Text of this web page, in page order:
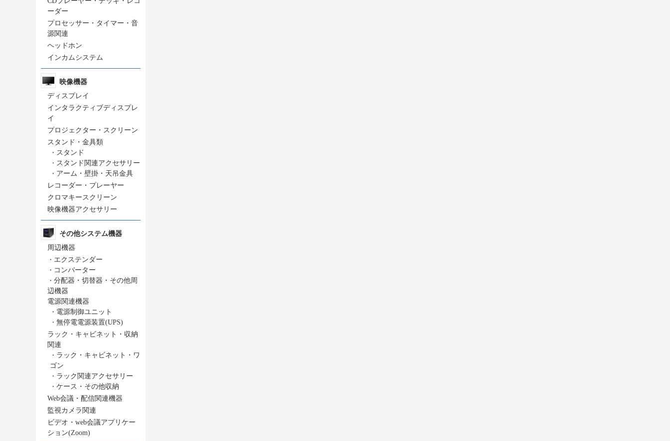
ーダー
プロセッサー・タイマー・音
源関連
ヘッドホン
インカムシステム
映像機器
ディスプレイ
インタラクティブディスプレ
イ
プロジェクター・スクリーン
スタンド・金具類
・ スタンド
・ スタンド関連アクセサリー
・ アーム・壁掛・天吊金具
レコーダー・プレーヤー
クロマキースクリーン
映像機器アクセサリー
その他システム機器
周辺機器
・ エクステンダー
・ コンバーター
・ 分配器・切替器・その他周
辺機器
電源関連機器
・ 電源制御ユニット
・ 無停電電源装置(UPS)
ラック・キャビネット・収納
関連
・ ラック・キャビネット・ワ
ゴン
・ ラック関連アクセサリー
・ ケース・その他収納
Web会議・配信関連機器
監視カメラ関連
ビデオ・web会議アプリケー
ション(Zoom)